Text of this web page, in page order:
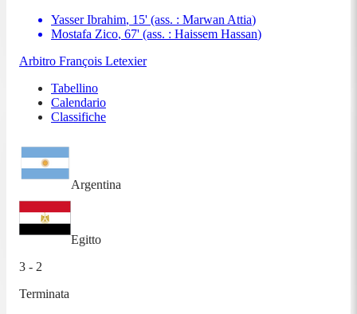
Yasser Ibrahim, 15' (ass. : Marwan Attia)
Mostafa Zico, 67' (ass. : Haissem Hassan)
Arbitro François Letexier
Tabellino
Calendario
Classifiche
Argentina
Egitto
3 - 2
Terminata